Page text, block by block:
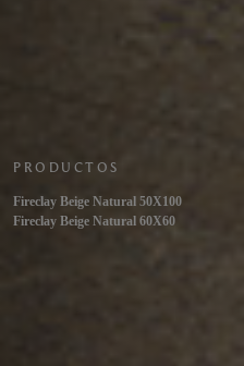
PRODUCTOS
Fireclay Beige Natural 50X100
Fireclay Beige Natural 60X60